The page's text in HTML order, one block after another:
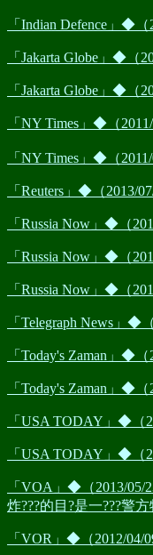
「Indian Defence」◆
「Jakarta Globe」◆（
「Jakarta Globe」◆（
「NY Times」◆（
「NY Times」◆（
「Reuters」◆（2013/
「Russia Now」◆（
「Russia Now」◆（
「Russia Now」◆（
「Telegraph News」◆
「Today's Zaman」◆
「Today's Zaman」◆
「USA TODAY」◆（
「USA TODAY」◆（
「VOA」◆（2013/05/
炸???的目?是一???警方
「VOR」◆（2012/